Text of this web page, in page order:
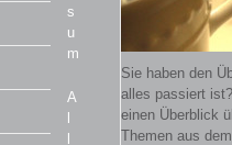
Sie haben den
alles passiert
einen Überblick
Themen aus
s
u
m
A